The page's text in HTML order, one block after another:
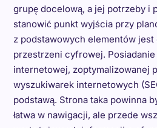
grupę docelową, a jej potrzeby i
stanowić punkt wyjścia przy
z podstawowych elementów jest
przestrzeni cyfrowej.
internetowej, zoptymalizowanej
wyszukiwarek internetowych
podstawą. Strona taka powinna
łatwa w nawigacji, ale przede